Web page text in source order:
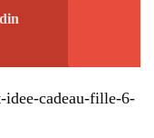
cadeau-fille-6-